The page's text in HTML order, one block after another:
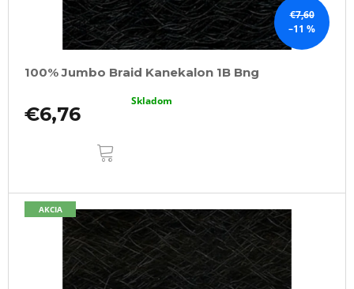
€7,60
–11 %
100% Jumbo Braid Kanekalon 1B Bng
€6,76
Skladom
AKCIA